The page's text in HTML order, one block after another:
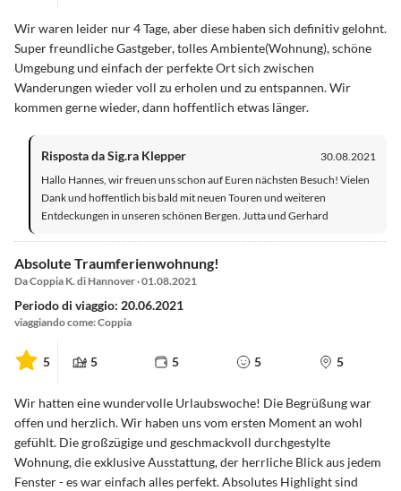
Wir waren leider nur 4 Tage, aber diese haben sich definitiv gelohnt.
Super freundliche Gastgeber, tolles Ambiente(Wohnung), schöne
Umgebung und einfach der perfekte Ort sich zwischen
Wanderungen wieder voll zu erholen und zu entspannen. Wir
kommen gerne wieder, dann hoffentlich etwas länger.
Risposta da Sig.ra Klepper
30.08.2021
Hallo Hannes, wir freuen uns schon auf Euren nächsten Besuch! Vielen
Dank und hoffentlich bis bald mit neuen Touren und weiteren
Entdeckungen in unseren schönen Bergen. Jutta und Gerhard
Absolute Traumferienwohnung!
Da Coppia K. di Hannover · 01.08.2021
Periodo di viaggio: 20.06.2021
viaggiando come: Coppia
5 5 5 5 5
Wir hatten eine wundervolle Urlaubswoche! Die Begrüßung war
offen und herzlich. Wir haben uns vom ersten Moment an wohl
gefühlt. Die großzügige und geschmackvoll durchgestylte
Wohnung, die exklusive Ausstattung, der herrliche Blick aus jedem
Fenster - es war einfach alles perfekt. Absolutes Highlight sind